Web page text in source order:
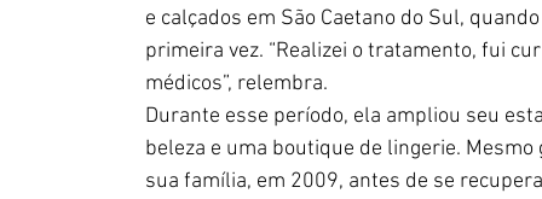
e calçados em São Caetano do Sul,
primeira vez. “Realizei o tratamento, fui
médicos”, relembra.
Durante esse período, ela ampliou seu
beleza e uma boutique de lingerie.
sua família, em 2009, antes de se